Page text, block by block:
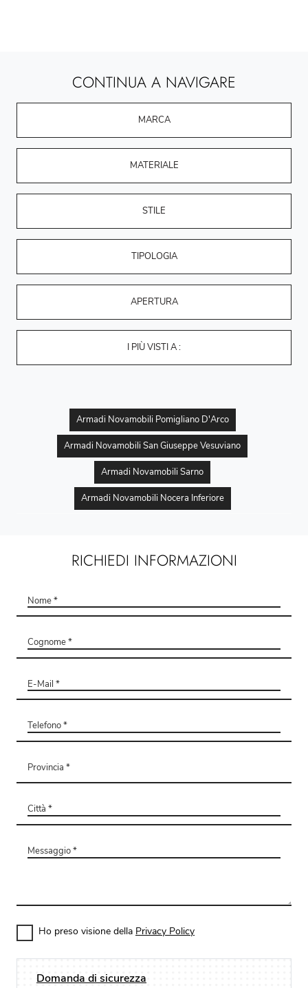
CONTINUA A NAVIGARE
MARCA
MATERIALE
STILE
TIPOLOGIA
APERTURA
I PIÙ VISTI A :
Armadi Novamobili Pomigliano D'Arco
Armadi Novamobili San Giuseppe Vesuviano
Armadi Novamobili Sarno
Armadi Novamobili Nocera Inferiore
RICHIEDI INFORMAZIONI
Ho preso visione della Privacy Policy
Domanda di sicurezza